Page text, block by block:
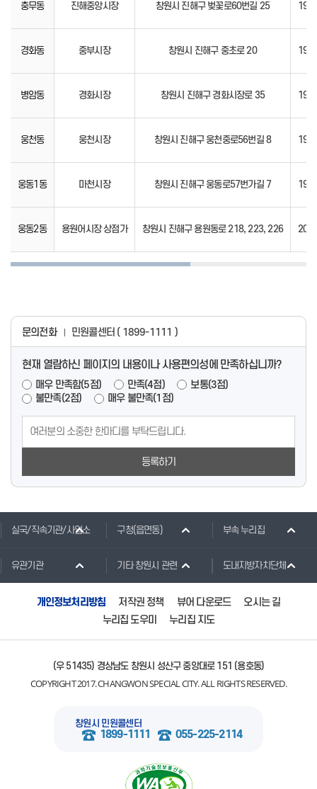
충무동 진해중앙시장 창원시 진해구 벚꽃로60번길 25
경화동 중부시장 창원시 진해구 중초로 20
병암동 경화시장 창원시 진해구 경화시장로 35
웅천동 웅천시장 창원시 진해구 웅천중로56번길 8
웅동1동 마천시장 창원시 진해구 웅동로57번가길 7
웅동2동 용원어시장 상점가 창원시 진해구 용원동로 218, 223, 226
문의전화 민원콜센터 ( 1899-1111 )
현재 열람하신 페이지의 내용이나 사용편의성에 만족하십니까?
매우 만족함(5점) 만족(4점)
보통(3점)
불만족(2점)
매우 불만족(1점)
등록하기
실국/직속기관/사업소 구청(읍면동) 부속 누리집
유관기관 기타 창원시 관련 도내지방자치단체
개인정보처리방침 저작권 정책 뷰어 다운로드
오시는 길
누리집 도우미
누리집 지도
(우 51435) 경상남도 창원시 성산구 중앙대로 151 (용호동)
COPYRIGHT 2017. CHANGWON SPECIAL CITY. ALL RIGHTS RESERVED.
창원시 민원콜센터
1899-1111 055-225-2114